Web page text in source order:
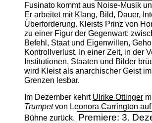
Fusinato kommt aus Noise-Musik
Er arbeitet mit Klang, Bild, Dauer,
Überforderung. Kleists Prinz von
zu einer Figur der Gegenwart:
Befehl, Staat und Eigenwillen,
Kontrollverlust. In einer Zeit, in der
Institutionen, Staaten und Bilder
wird Kleist als anarchischer Geist
Grenzen lesbar.
Im Dezember kehrt Ulrike Ottinger
Trumpetvon Leonora Carrington
Bühne zurück. Premiere: 3.